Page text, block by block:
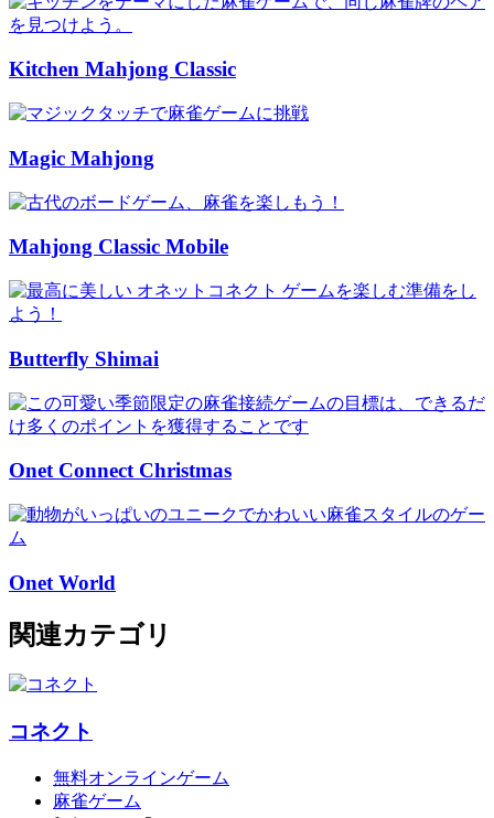
Kitchen Mahjong Classic
Magic Mahjong
Mahjong Classic Mobile
Butterfly Shimai
Onet Connect Christmas
Onet World
関連カテゴリ
コネクト
無料オンラインゲーム
麻雀ゲーム